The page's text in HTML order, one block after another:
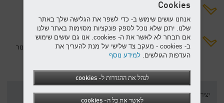
פרודוקטיבי יותר:ֶ
הודות לפרטים ארגונומיים חכמים כמו ידיות עם משכך רעידות,
ההפעלה נוחה יותר ולכן הפרודוקטיביות עולה.
פחות נזקים, פחות תאונות:
צינורות אוויר שלא מונחים נכון עלולים לגרום לתאונות. גלגלת הצינור
של Kaeser מונעת שזה יקרה.
יצירת קשר
Cookies
אנחנו עושים שימוש ב- כדי לשפר את הגלישה שלך באתר
שלנו. יתכן שלא נוכל לספק פונקציות מסוימות באתר שלנו
אם תבחר לא לאשר את ה- cookies. אנו גם עושים שימוש
ב- cookies - מעקב צד שלישי על מנת להעריך את
העדפות הגולשים.למידע נוסף
לנהל את ההגדרות ל- cookies
לאשר את כל ה- cookies